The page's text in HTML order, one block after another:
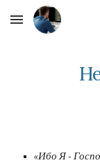
Skip to main
«Ибо Я -